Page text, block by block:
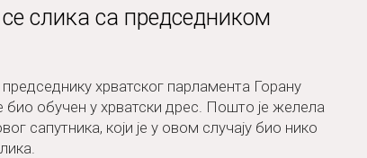
слика са председником
хрватског парламента Горану
био обучен у хрватски дрес. Пошто је желела
сапутника, који је у овом случају био нико